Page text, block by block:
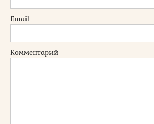
Email
Комментарий